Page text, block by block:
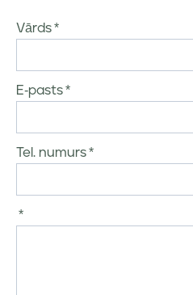
Vārds
E-pasts
Tel. numurs